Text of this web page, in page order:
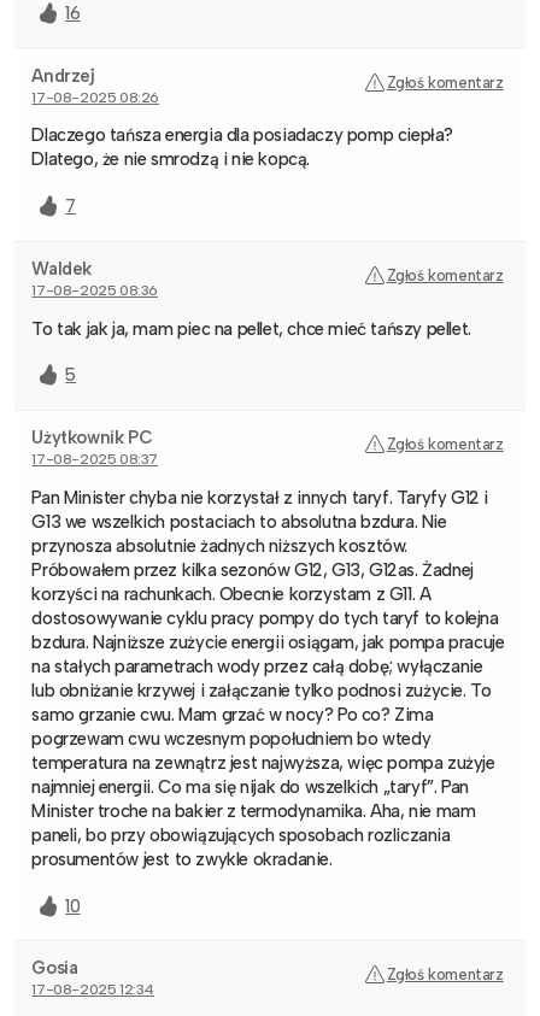
16
Andrzej
17-08-2025 08:26
Zgłoś komentarz
Dlaczego tańsza energia dla posiadaczy pomp ciepła?
Dlatego, że nie smrodzą i nie kopcą.
7
Waldek
17-08-2025 08:36
Zgłoś komentarz
To tak jak ja, mam piec na pellet, chce mieć tańszy pellet.
5
Użytkownik PC
17-08-2025 08:37
Zgłoś komentarz
Pan Minister chyba nie korzystał z innych taryf. Taryfy G12 i
G13 we wszelkich postaciach to absolutna bzdura. Nie
przynosza absolutnie żadnych niższych kosztów.
Próbowałem przez kilka sezonów G12, G13, G12as. Żadnej
korzyści na rachunkach. Obecnie korzystam z G11. A
dostosowywanie cyklu pracy pompy do tych taryf to kolejna
bzdura. Najniższe zużycie energii osiągam, jak pompa pracuje
na stałych parametrach wody przez całą dobę; wyłączanie
lub obniżanie krzywej i załączanie tylko podnosi zużycie. To
samo grzanie cwu. Mam grzać w nocy? Po co? Zima
pogrzewam cwu wczesnym popołudniem bo wtedy
temperatura na zewnątrz jest najwyższa, więc pompa zużyje
najmniej energii. Co ma się nijak do wszelkich „taryf”. Pan
Minister troche na bakier z termodynamika. Aha, nie mam
paneli, bo przy obowiązujących sposobach rozliczania
prosumentów jest to zwykle okradanie.
10
Gosia
17-08-2025 12:34
Zgłoś komentarz